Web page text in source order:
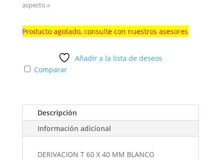
aspecto.»
Producto agotado, consulte con nuestros asesores
Añadir a la lista de deseos
Comparar
Descripción
Información adicional
DERIVACION T 60 X 40 MM BLANCO